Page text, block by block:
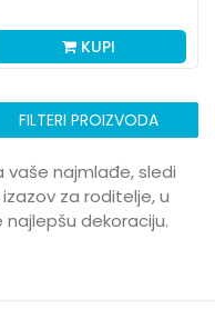
KUPI
FILTERI PROIZVODA
najmlađe, sledi
za roditelje, u
dekoraciju.